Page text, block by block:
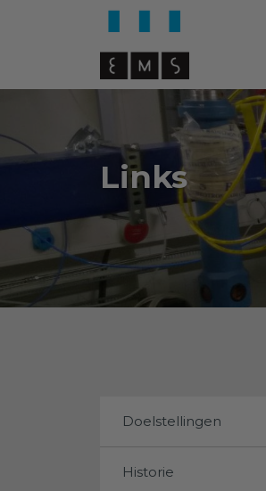
Links
Doelstellingen
Historie